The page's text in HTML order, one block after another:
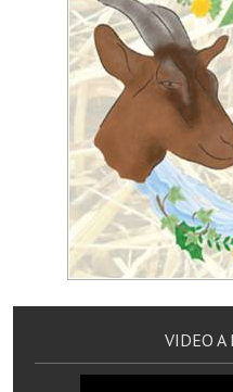
Artisans
Agents immobiliers
Réserver une salle
Salle Georges Delépine
Maison des services et des
VILLE ACTIVE
La société musicale de
La troupe théâtrale de
VIDEO A